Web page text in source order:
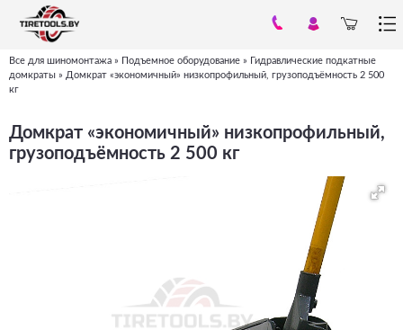
Вы
Все для шиномонтажа » Подъемное оборудование » Гидравлические подкатные
домкраты » Домкрат «экономичный» низкопрофильный, грузоподъёмность 2 500
кг
Домкрат «экономичный» низкопрофильный,
грузоподъёмность 2 500 кг